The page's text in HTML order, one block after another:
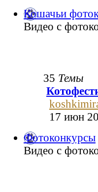
Кошачьи
Видео с
35 Темы
17 июн
Фотоконкурсы
Видео с